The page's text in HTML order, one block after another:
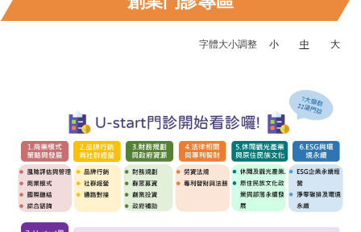
字體大小調整 小 中 大